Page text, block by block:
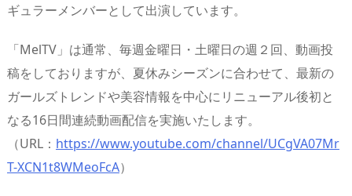
ギュラーメンバーとして出演しています。
「MelTV」は通常、毎週金曜日・土曜日の週２回、動画投
稿をしておりますが、夏休みシーズンに合わせて、最新の
ガールズトレンドや美容情報を中心にリニューアル後初と
なる16日間連続動画配信を実施いたします。
（URL： https://www.youtube.com/channel/UCgVA07Mr
T-XCN1t8WMeoFcA）